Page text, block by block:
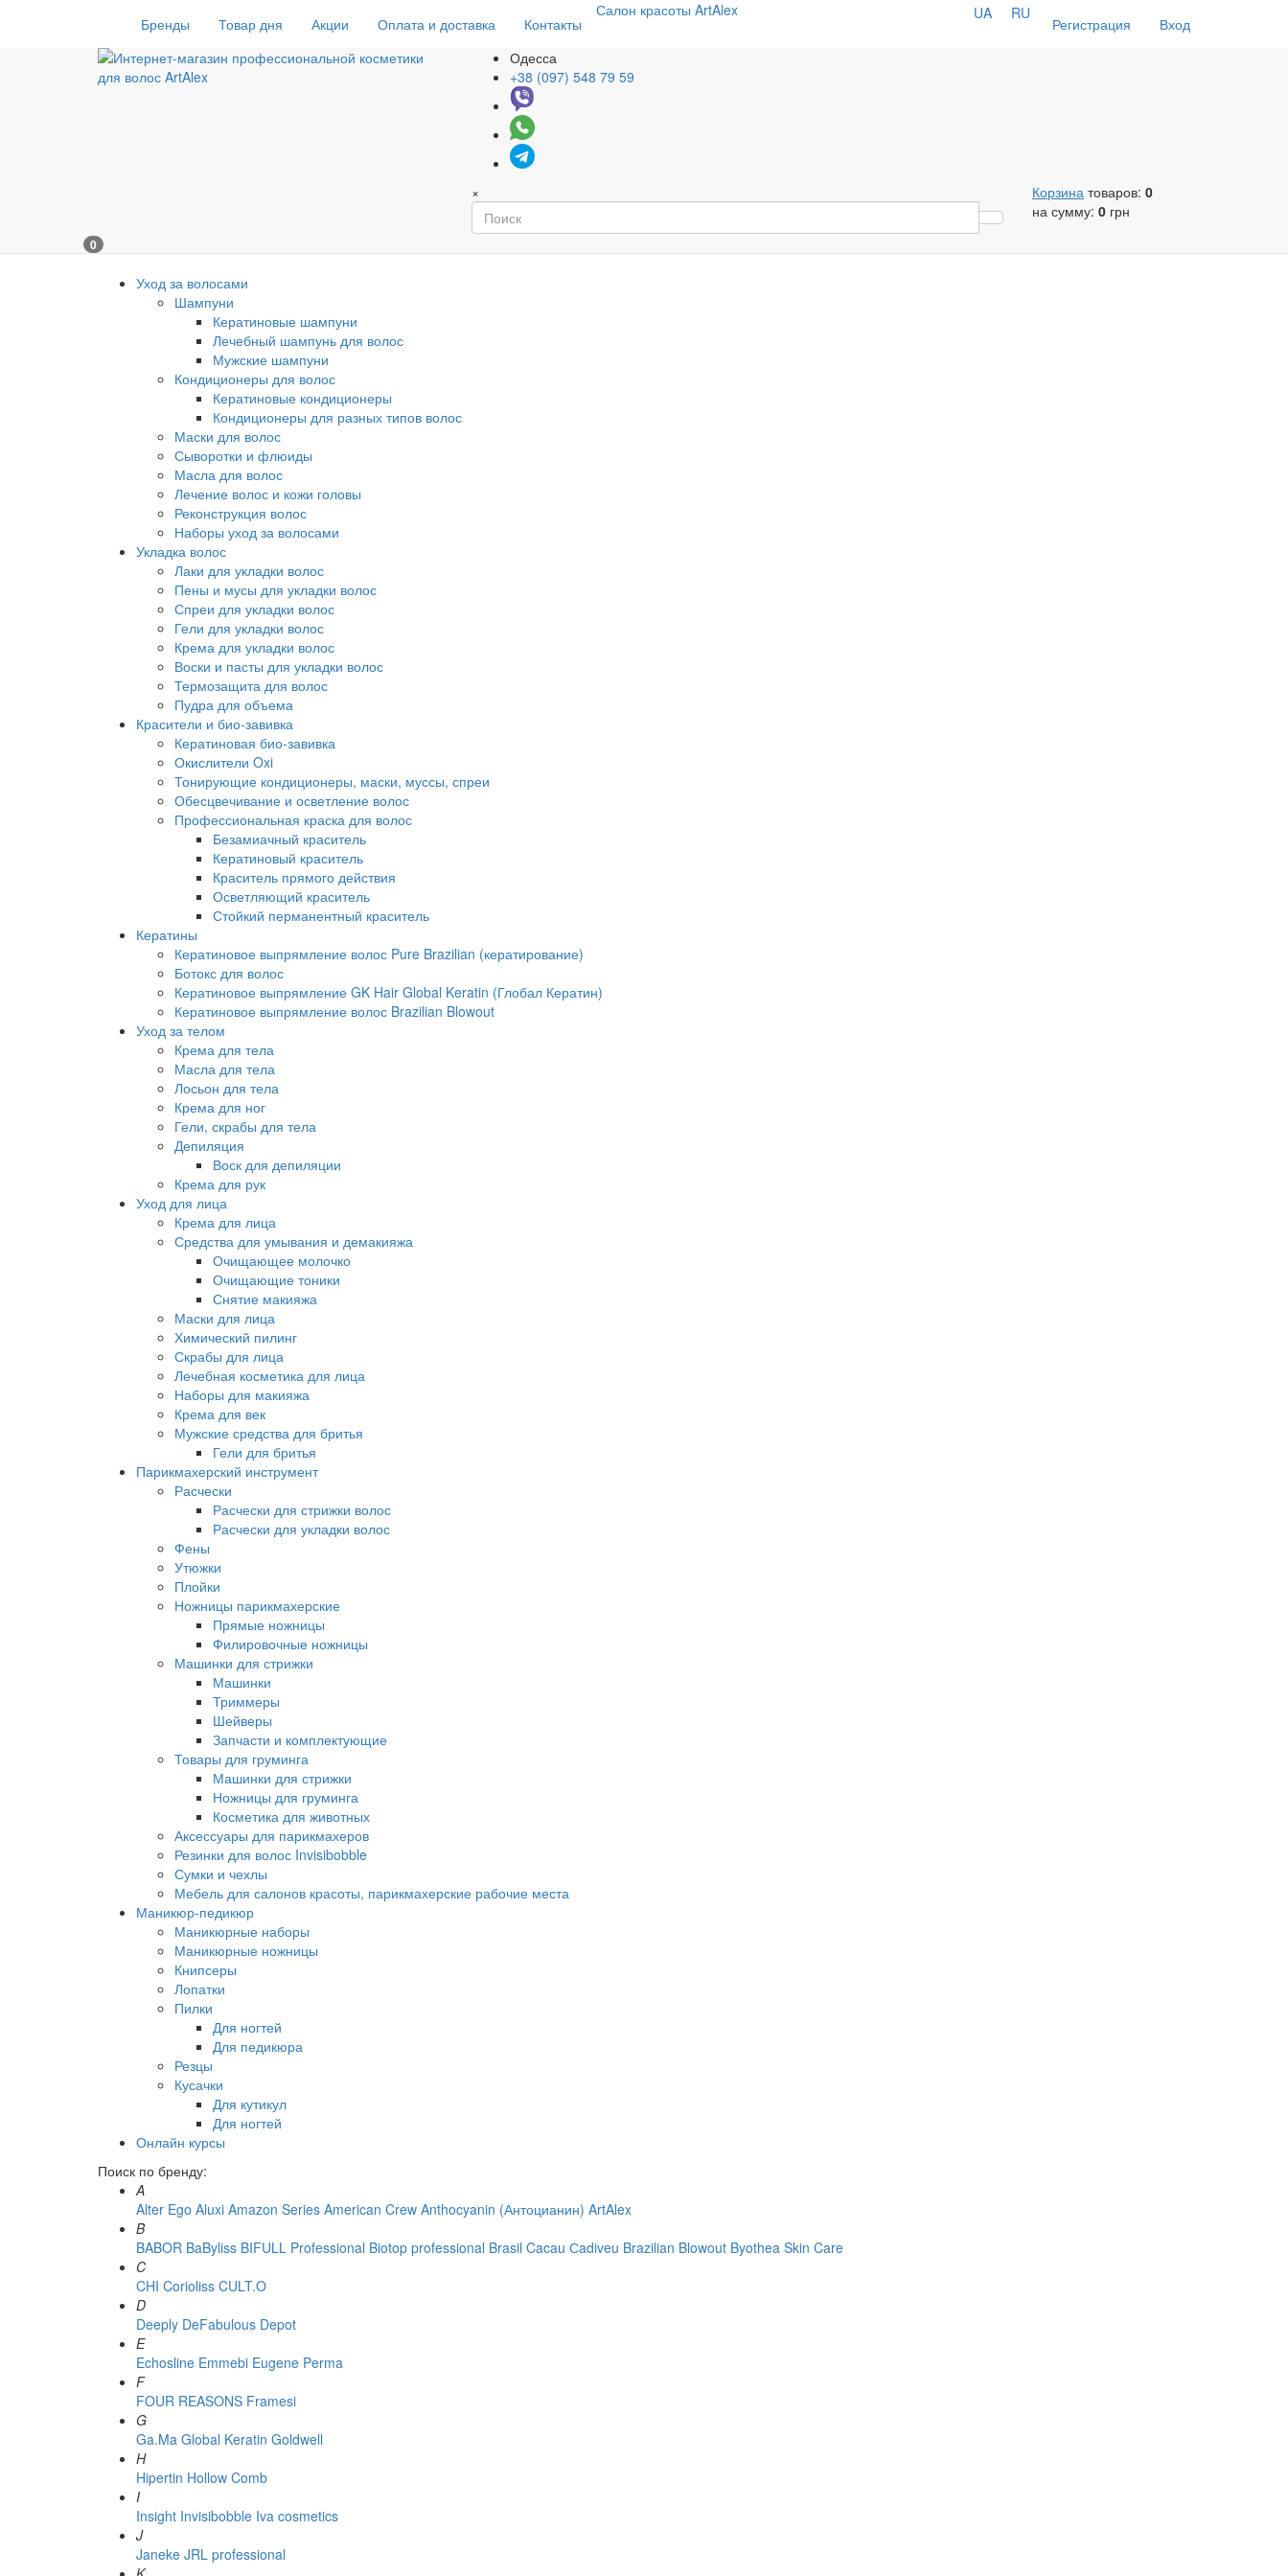
Бренды Товар дня Акции Оплата и доставка Контакты
Салон красоты ArtAlex
Регистрация Вход
UA RU
Одесса
+38 (097) 548 79 59
× Корзина товаров: 0
на сумму: 0 грн
0
Уход за волосами
Шампуни
Кератиновые шампуни
Лечебный шампунь для волос
Мужские шампуни
Кондиционеры для волос
Кератиновые кондиционеры
Кондиционеры для разных типов волос
Маски для волос
Сыворотки и флюиды
Масла для волос
Лечение волос и кожи головы
Реконструкция волос
Наборы уход за волосами
Укладка волос
Лаки для укладки волос
Пены и мусы для укладки волос
Спреи для укладки волос
Гели для укладки волос
Крема для укладки волос
Воски и пасты для укладки волос
Термозащита для волос
Пудра для объема
Красители и био-завивка
Кератиновая био-завивка
Окислители Oxi
Тонирующие кондиционеры, маски, муссы, спреи
Обесцвечивание и осветление волос
Профессиональная краска для волос
Безамиачный краситель
Кератиновый краситель
Краситель прямого действия
Осветляющий краситель
Стойкий перманентный краситель
Кератины
Кератиновое выпрямление волос Pure Brazilian (кератирование)
Ботокс для волос
Кератиновое выпрямление GK Hair Global Keratin (Глобал Кератин)
Кератиновое выпрямление волос Brazilian Blowout
Уход за телом
Крема для тела
Масла для тела
Лосьон для тела
Крема для ног
Гели, скрабы для тела
Депиляция
Воск для депиляции
Крема для рук
Уход для лица
Крема для лица
Средства для умывания и демакияжа
Очищающее молочко
Очищающие тоники
Снятие макияжа
Маски для лица
Химический пилинг
Скрабы для лица
Лечебная косметика для лица
Наборы для макияжа
Крема для век
Мужские средства для бритья
Гели для бритья
Парикмахерский инструмент
Расчески
Расчески для стрижки волос
Расчески для укладки волос
Фены
Утюжки
Плойки
Ножницы парикмахерские
Прямые ножницы
Филировочные ножницы
Машинки для стрижки
Машинки
Триммеры
Шейверы
Запчасти и комплектующие
Товары для груминга
Машинки для стрижки
Ножницы для груминга
Косметика для животных
Аксессуары для парикмахеров
Резинки для волос Invisibobble
Сумки и чехлы
Мебель для салонов красоты, парикмахерские рабочие места
Маникюр-педикюр
Маникюрные наборы
Маникюрные ножницы
Книпсеры
Лопатки
Пилки
Для ногтей
Для педикюра
Резцы
Кусачки
Для кутикул
Для ногтей
Онлайн курсы
Поиск по бренду:
A
Alter Ego Aluxi Amazon Series American Crew Anthocyanin (Антоцианин) ArtAlex
B
BABOR BaByliss BIFULL Professional Biotop professional Brasil Cacau Сadiveu Brazilian Blowout Byothea Skin Care
C
CHI Corioliss CULT.O
D
Deeply DeFabulous Depot
E
Echosline Emmebi Eugene Perma
F
FOUR REASONS Framesi
G
Ga.Ma Global Keratin Goldwell
H
Hipertin Hollow Comb
I
Insight Invisibobble Iva cosmetics
J
Janeke JRL professional